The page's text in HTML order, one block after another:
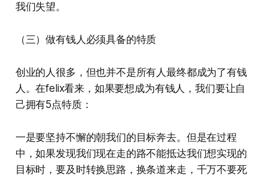
我们失望。
（三）做有钱人必须具备的特质
创业的人很多，但也并不是所有人最终都成为了有钱
人。在felix看来，如果要想成为有钱人，我们要让自
己拥有5点特质：
一是要坚持不懈的朝我们的目标奔去。但是在过程
中，如果发现我们现在走的路不能抵达我们想实现的
目标时，要及时转换思路，换条道来走，千万不要死